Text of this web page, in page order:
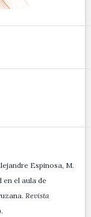
Espinosa, M.
en el aula de
Revista